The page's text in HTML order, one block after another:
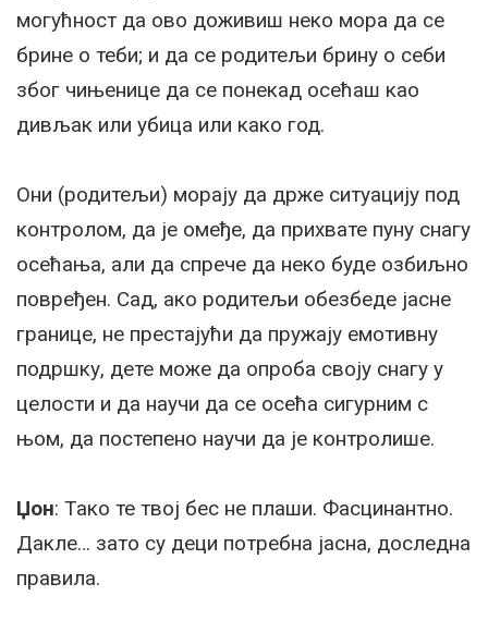
могућност да ово доживиш неко мора да се
брине о теби; и да се родитељи брину о себи
због чињенице да се понекад осећаш као
дивљак или убица или како год.
Они (родитељи) морају да држе ситуацију под
контролом, да је омеђе, да прихвате пуну снагу
осећања, али да спрече да неко буде озбиљно
повређен. Сад, ако родитељи обезбеде јасне
границе, не престајући да пружају емотивну
подршку, дете може да опроба своју снагу у
целости и да научи да се осећа сигурним с
њом, да постепено научи да је контролише.
Џон: Тако те твој бес не плаши. Фасцинантно.
Дакле… зато су деци потребна јасна, доследна
правила.